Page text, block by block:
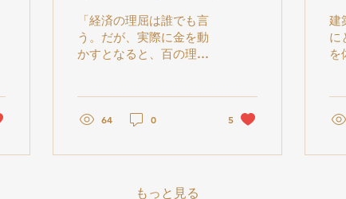
教育コラム（宮田雅
之⑥）】
「経済の理屈は誰でも言
う。だが、実際に金を動
かすとなると、百の理屈
伝』の一文である。理論
ある「実学」の真髄が現
の最大の功績は、世界恐
64 0 5
建
に
を
う
方
もっと見る